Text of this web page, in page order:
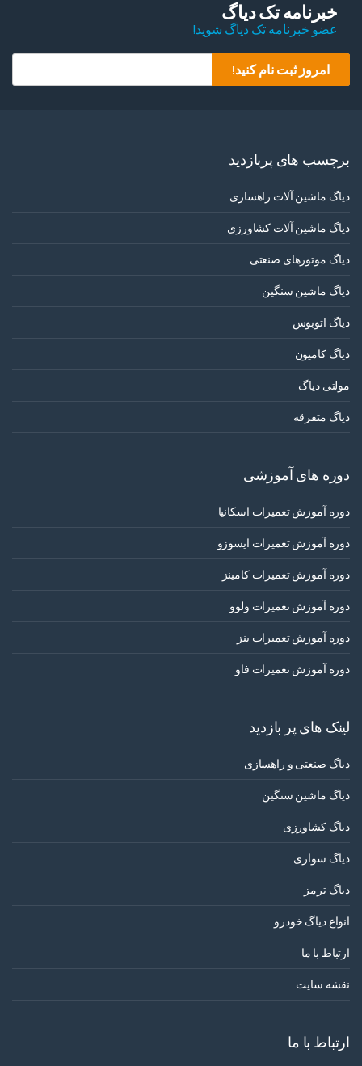
خبرنامه تک دیاگ
عضو خبرنامه تک دیاگ شوید!
o
m
i
امروز ثبت نام کنید!
برچسب های پربازدید
دیاگ ماشین آلات راهسازی
دیاگ ماشین آلات کشاورزی
دیاگ موتورهای صنعتی
دیاگ ماشین سنگین
دیاگ اتوبوس
دیاگ کامیون
مولتی دیاگ
دیاگ متفرقه
دوره های آموزشی
دوره آموزش تعمیرات اسکانیا
دوره آموزش تعمیرات ایسوزو
دوره آموزش تعمیرات کامینز
دوره آموزش تعمیرات ولوو
دوره آموزش تعمیرات بنز
دوره آموزش تعمیرات فاو
لینک های پر بازدید
دیاگ صنعتی و راهسازی
دیاگ ماشین سنگین
دیاگ کشاورزی
دیاگ سواری
دیاگ ترمز
انواع دیاگ خودرو
ارتباط با ما
نقشه سایت
ارتباط با ما